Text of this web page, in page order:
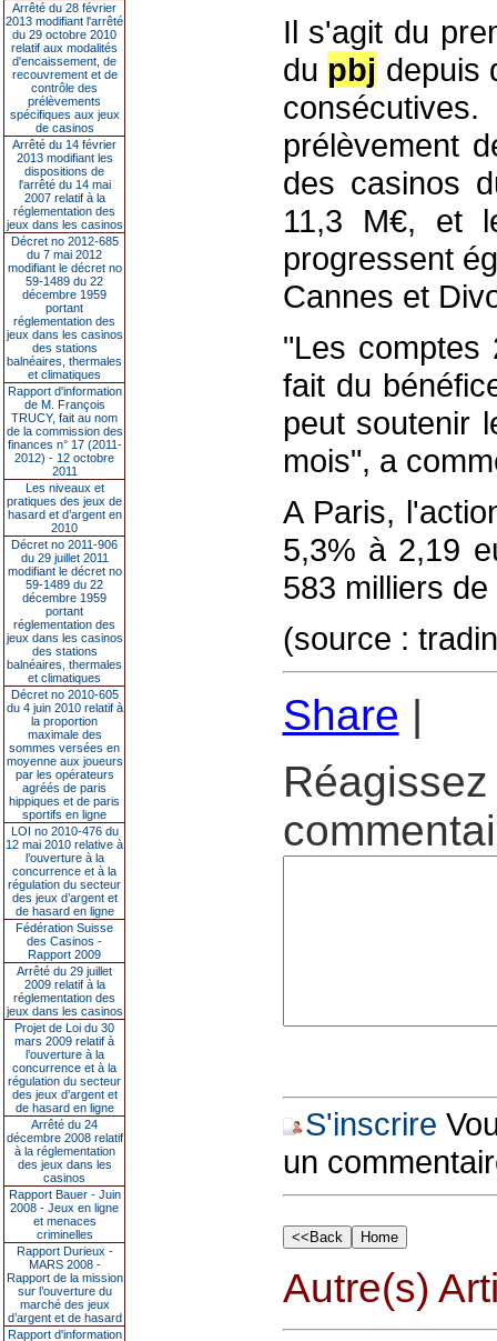
Arrêté du 28 février
2013 modifiant l'arrêté
du 29 octobre 2010
relatif aux modalités
d'encaissement, de
recouvrement et de
contrôle des
prélèvements
spécifiques aux jeux
de casinos
Arrêté du 14 février
2013 modifiant les
dispositions de
l'arrêté du 14 mai
2007 relatif à la
réglementation des
jeux dans les casinos
Décret no 2012-685
du 7 mai 2012
modifiant le décret no
59-1489 du 22
décembre 1959
portant
réglementation des
jeux dans les casinos
des stations
balnéaires, thermales
et climatiques
Rapport d'information
de M. François
TRUCY, fait au nom
de la commission des
finances n° 17 (2011-
2012) - 12 octobre
2011
Les niveaux et
pratiques des jeux de
hasard et d’argent en
2010
Décret no 2011-906
du 29 juillet 2011
modifiant le décret no
59-1489 du 22
décembre 1959
portant
réglementation des
jeux dans les casinos
des stations
balnéaires, thermales
et climatiques
Décret no 2010-605
du 4 juin 2010 relatif à
la proportion
maximale des
sommes versées en
moyenne aux joueurs
par les opérateurs
agréés de paris
hippiques et de paris
sportifs en ligne
LOI no 2010-476 du
12 mai 2010 relative à
l’ouverture à la
concurrence et à la
régulation du secteur
des jeux d’argent et
de hasard en ligne
Fédération Suisse
des Casinos -
Rapport 2009
Arrêté du 29 juillet
2009 relatif à la
réglementation des
jeux dans les casinos
Projet de Loi du 30
mars 2009 relatif à
l’ouverture à la
concurrence et à la
régulation du secteur
des jeux d’argent et
de hasard en ligne
Arrêté du 24
décembre 2008 relatif
à la réglementation
des jeux dans les
casinos
Rapport Bauer - Juin
2008 - Jeux en ligne
et menaces
criminelles
Rapport Durieux -
MARS 2008 -
Rapport de la mission
sur l’ouverture du
marché des jeux
d’argent et de hasard
Rapport d'information
Il s'agit du
du pbj depuis
prélèvement
des casinos
11,3 M€, et
progressent
Cannes et
"Les comptes
fait du
peut soutenir
mois", a
A Paris,
5,3% à 2,19
583 milliers
(source :
Share |
S'inscrire
un
Autre(s)